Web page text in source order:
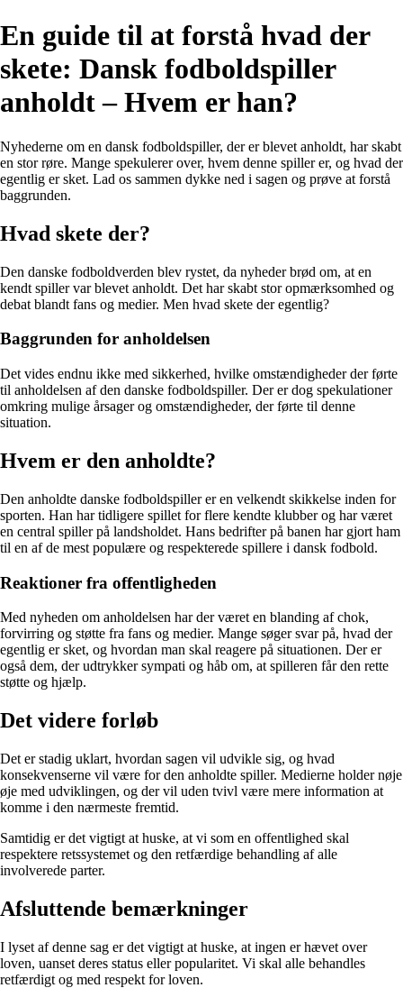
En guide til at forstå hvad der
skete: Dansk fodboldspiller
anholdt – Hvem er han?
Nyhederne om en dansk fodboldspiller, der er blevet anholdt, har skabt
en stor røre. Mange spekulerer over, hvem denne spiller er, og hvad der
egentlig er sket. Lad os sammen dykke ned i sagen og prøve at forstå
baggrunden.
Hvad skete der?
Den danske fodboldverden blev rystet, da nyheder brød om, at en
kendt spiller var blevet anholdt. Det har skabt stor opmærksomhed og
debat blandt fans og medier. Men hvad skete der egentlig?
Baggrunden for anholdelsen
Det vides endnu ikke med sikkerhed, hvilke omstændigheder der førte
til anholdelsen af den danske fodboldspiller. Der er dog spekulationer
omkring mulige årsager og omstændigheder, der førte til denne
situation.
Hvem er den anholdte?
Den anholdte danske fodboldspiller er en velkendt skikkelse inden for
sporten. Han har tidligere spillet for flere kendte klubber og har været
en central spiller på landsholdet. Hans bedrifter på banen har gjort ham
til en af de mest populære og respekterede spillere i dansk fodbold.
Reaktioner fra offentligheden
Med nyheden om anholdelsen har der været en blanding af chok,
forvirring og støtte fra fans og medier. Mange søger svar på, hvad der
egentlig er sket, og hvordan man skal reagere på situationen. Der er
også dem, der udtrykker sympati og håb om, at spilleren får den rette
støtte og hjælp.
Det videre forløb
Det er stadig uklart, hvordan sagen vil udvikle sig, og hvad
konsekvenserne vil være for den anholdte spiller. Medierne holder nøje
øje med udviklingen, og der vil uden tvivl være mere information at
komme i den nærmeste fremtid.
Samtidig er det vigtigt at huske, at vi som en offentlighed skal
respektere retssystemet og den retfærdige behandling af alle
involverede parter.
Afsluttende bemærkninger
I lyset af denne sag er det vigtigt at huske, at ingen er hævet over
loven, uanset deres status eller popularitet. Vi skal alle behandles
retfærdigt og med respekt for loven.